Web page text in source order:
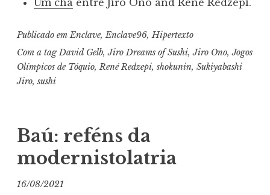
Um chá entre Jiro Ono and René Redzepi.
Publicado emEnclave,Enclave96,Hipertexto
Com a tagDavid Gelb,Jiro Dreams of Sushi,Jiro Ono,Jogos
Olímpicos de Tóquio, René Redzepi, shokunin, Sukiyabashi
Jiro, sushi
Baú: reféns da
modernistolatria
16/08/2021